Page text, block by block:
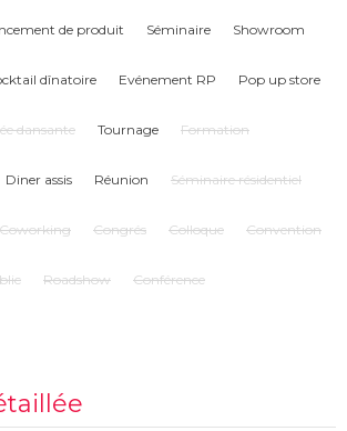
d’un séjour avec une table de réunion, de deux
workshop, et d’une cuisine cubique toute
de produit Séminaire Showroom
dînatoire Evénement RP Pop up store
dansante Tournage Formation
Diner assis Réunion Séminaire résidentiel
Coworking Congrés Colloque Convention
Roadshow Conférence